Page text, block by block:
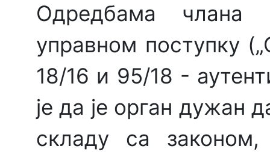
Одредбама
управном поступку
18/16 и 95/18 -
је да је орган дужан
складу са